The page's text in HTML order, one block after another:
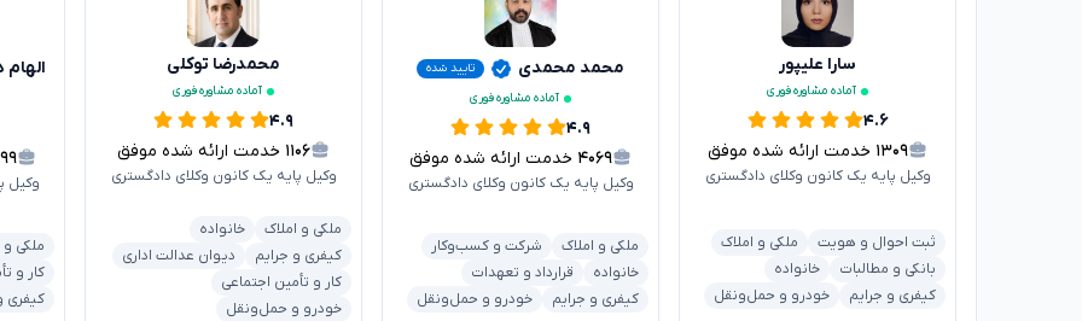
سارا علیپور
آماده مشاوره فوری
۴.۶
۱۳۰۹ خدمت ارائه شده موفق
وکیل پایه یک کانون وکلای دادگستری
ثبت احوال و هویت
ملکی و املاک
بانکی و مطالبات
خانواده
کیفری و جرایم
خودرو و حمل‌ونقل
محمد محمدی
تایید شده
آماده مشاوره فوری
۴.۹
۴۰۶۹ خدمت ارائه شده موفق
وکیل پایه یک کانون وکلای دادگستری
ملکی و املاک
شرکت و کسب‌وکار
خانواده
قرارداد و تعهدات
کیفری و جرایم
خودرو و حمل‌ونقل
محمدرضا توکلی
آماده مشاوره فوری
۴.۹
۱۱۰۶ خدمت ارائه شده موفق
وکیل پایه یک کانون وکلای دادگستری
ملکی و املاک
خانواده
کیفری و جرایم
دیوان عدالت اداری
کار و تأمین اجتماعی
خودرو و حمل‌ونقل
الهام
وکیل
ملکی و
کار و
کیفری